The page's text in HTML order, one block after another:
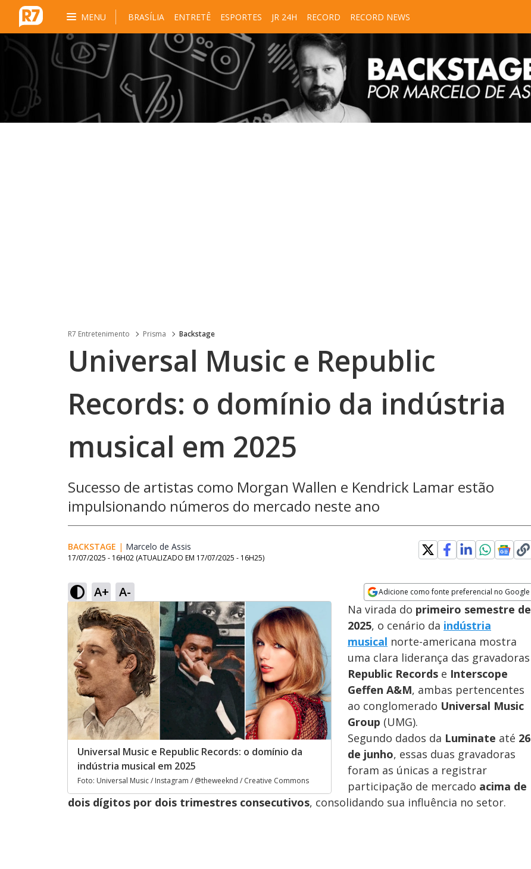
MENU BRASÍLIA ENTRETÊ ESPORTES JR 24H RECORD RECORD NEWS
R7 Entretenimento Prisma Backstage
Universal Music e Republic
Records: o domínio da indústria
musical em 2025
Sucesso de artistas como Morgan Wallen e Kendrick Lamar estão
impulsionando números do mercado neste ano
BACKSTAGE | Marcelo de Assis
17/07/2025 - 16H02 (ATUALIZADO EM 17/07/2025 - 16H25)
A+ A- Adicione como fonte preferencial no Google
Opens in new window
Universal Music e Republic Records: o domínio da
indústria musical em 2025
Foto: Universal Music / Instagram / @theweeknd / Creative Commons
Na virada do primeiro semestre de
2025, o cenário da indústria
musical norte-americana mostra
uma clara liderança das gravadoras
Republic Records e Interscope
Geffen A&M, ambas pertencentes
ao conglomerado Universal Music
Group (UMG).
Segundo dados da Luminate até 26
de junho, essas duas gravadoras
foram as únicas a registrar
participação de mercado acima de
dois dígitos por dois trimestres consecutivos, consolidando sua influência no setor.